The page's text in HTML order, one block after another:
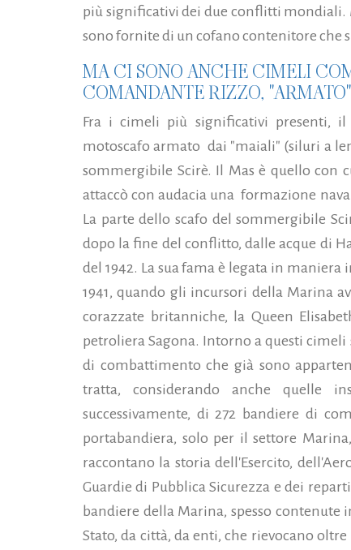
più significativi dei due conflitti mondiali.
sono fornite di un cofano contenitore che
MA CI SONO ANCHE CIMELI
COMANDANTE RIZZO,
Fra i cimeli più significativi presenti,
motoscafo armato dai "maiali" (siluri a
sommergibile Scirè. Il Mas è quello con
attaccò con audacia una formazione
La parte dello scafo del sommergibile
dopo la fine del conflitto, dalle acque di
del 1942. La sua fama è legata in
1941, quando gli incursori della Marina
corazzate britanniche, la Queen
petroliera Sagona. Intorno a questi
di combattimento che già sono
tratta, considerando anche quelle
successivamente, di 272 bandiere di
portabandiera, solo per il settore
raccontano la storia dell'Esercito,
Guardie di Pubblica Sicurezza e dei
bandiere della Marina, spesso
Stato, da città, da enti, che rievocano